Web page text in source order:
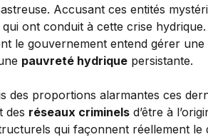
Accusant ces entités
ont conduit à cette crise
le gouvernement entend gérer
pauvreté hydrique persistante.
des proportions alarmantes ces
des réseaux criminels d’être à
qui façonnent réellement